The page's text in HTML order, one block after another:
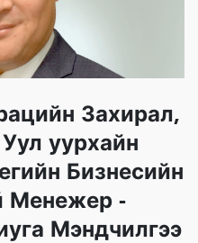
Захирал,
уурхайн
Бизнесийн
Менежер -
Мэндчилгээ